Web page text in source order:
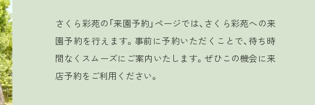
さくら彩苑の「来園予約」ページでは、さくら彩苑への来
園予約を行えます。事前に予約いただくことで、待ち時
間なくスムーズにご案内いたします。ぜひこの機会に来
店予約をご利用ください。